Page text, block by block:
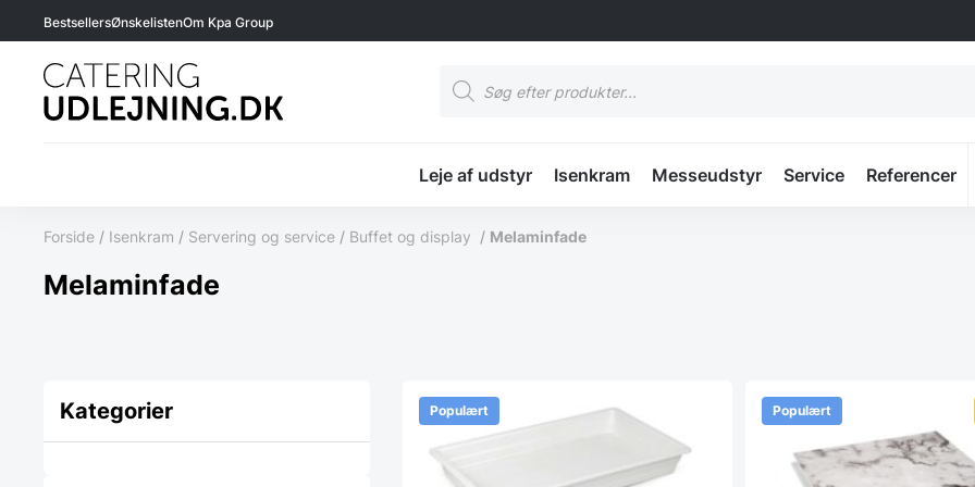
BestsellersØnskelistenOm Kpa Group
search
Leje af udstyr Isenkram Messeudstyr Service Referencer
Forside / Isenkram / Servering og service / Buffet og display / Melaminfade
Melaminfade
Kategorier Populært Populært